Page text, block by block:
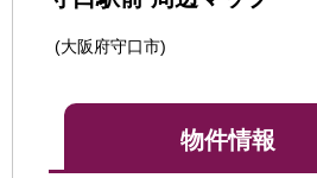
(大阪府守口市)
物件情報